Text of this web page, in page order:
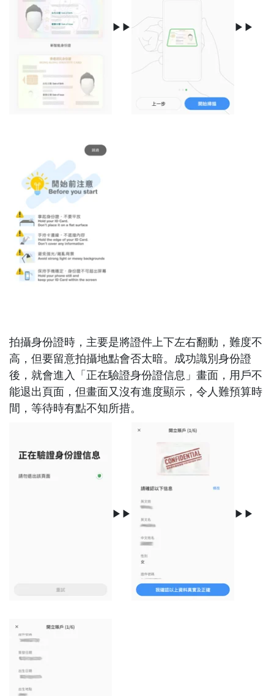
▶▶ ▶▶
拍攝身份證時，主要是將證件上下左右翻動，難度不
高，但要留意拍攝地點會否太暗。成功識別身份證
後，就會進入「正在驗證身份證信息」畫面，用戶不
能退出頁面，但畫面又沒有進度顯示，令人難預算時
間，等待時有點不知所措。
▶▶ ▶▶